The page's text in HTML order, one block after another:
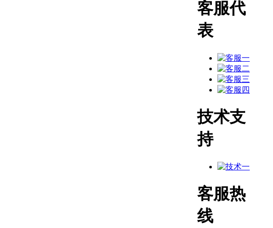
客服代
表
技术支
持
客服热
线